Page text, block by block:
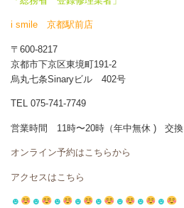
i smile 京都駅前店
〒600-8217
京都市下京区東境町191-2
烏丸七条Sinaryビル 402号
TEL 075-741-7749
営業時間 11時〜20時（年中無休 ) 交換
オンライン予約はこちらから
アクセスはこちら
☻ ☻ ☻ ☻ ☻ ☻ ☻ ☻